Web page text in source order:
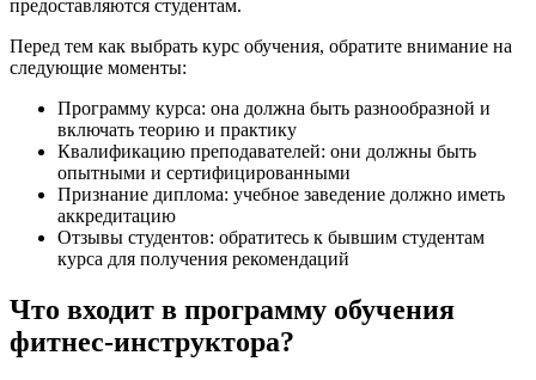
предоставляются студентам.
Перед тем как выбрать курс обучения, обратите внимание на
следующие моменты:
Программу курса: она должна быть разнообразной и
включать теорию и практику
Квалификацию преподавателей: они должны быть
опытными и сертифицированными
Признание диплома: учебное заведение должно иметь
аккредитацию
Отзывы студентов: обратитесь к бывшим студентам
курса для получения рекомендаций
Что входит в программу обучения
фитнес-инструктора?